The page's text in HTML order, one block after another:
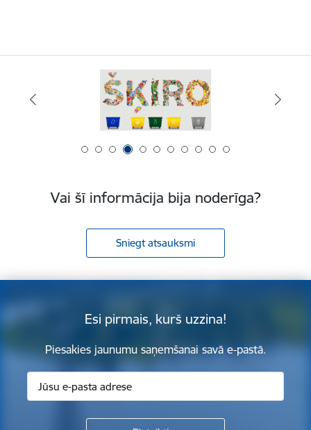
Vai šī informācija bija noderīga?
Sniegt atsauksmi
Esi pirmais, kurš uzzina!
Piesakies jaunumu saņemšanai savā e-pastā.